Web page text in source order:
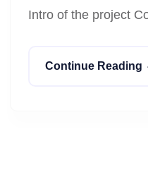
Intro of the project
Continue Reading